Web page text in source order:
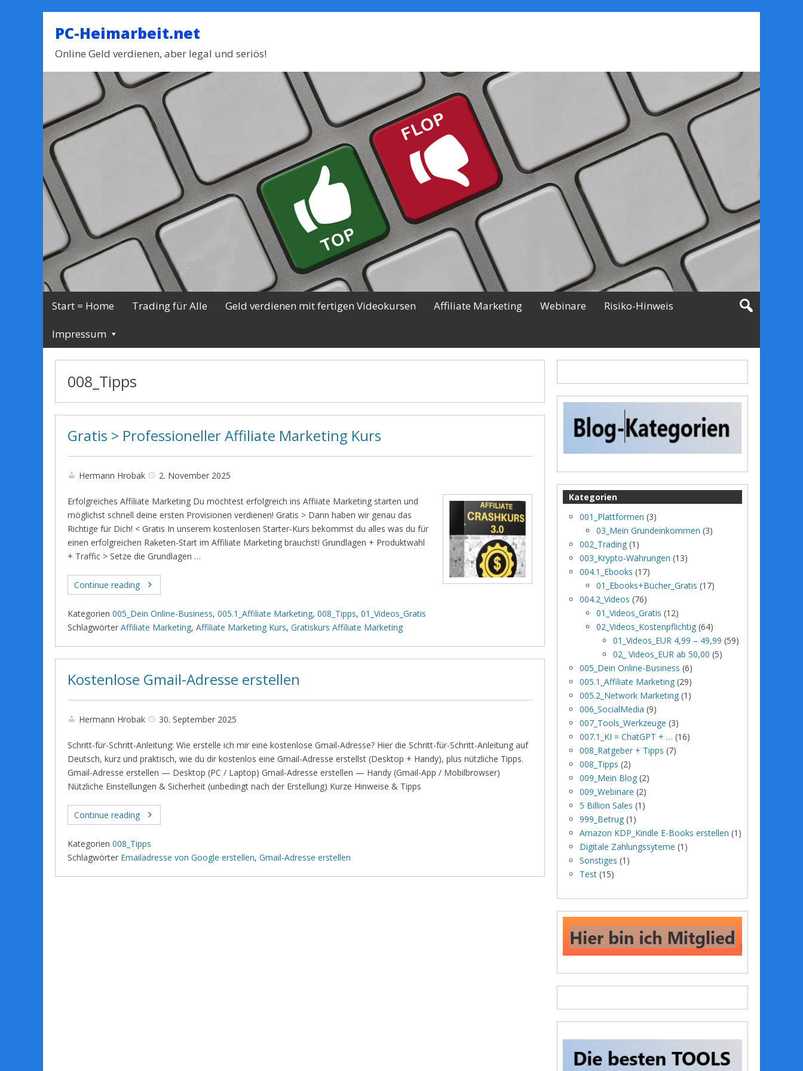
PC-Heimarbeit.net
Online Geld verdienen, aber legal und seriös!
Start = Home Trading für Alle Geld verdienen mit fertigen Videokursen Affiliate Marketing Webinare Risiko-Hinweis
Impressum
008_Tipps
Gratis > Professioneller Affiliate Marketing Kurs
Hermann Hrobak 2. November 2025
Erfolgreiches Affiliate Marketing Du möchtest erfolgreich ins Affiiate Marketing starten und
möglichst schnell deine ersten Provisionen verdienen! Gratis > Dann haben wir genau das
Richtige für Dich! < Gratis In unserem kostenlosen Starter-Kurs bekommst du alles was du für
einen erfolgreichen Raketen-Start im Affiliate Marketing brauchst! Grundlagen + Produktwahl
+ Traffic > Setze die Grundlagen …
Continue reading
Kategorien 005_Dein Online-Business, 005.1_Affiliate Marketing, 008_Tipps, 01_Videos_Gratis
Schlagwörter Affiliate Marketing, Affiliate Marketing Kurs, Gratiskurs Affiliate Marketing
Kostenlose Gmail-Adresse erstellen
Hermann Hrobak 30. September 2025
Schritt-für-Schritt-Anleitung: Wie erstelle ich mir eine kostenlose Gmail-Adresse? Hier die Schritt-für-Schritt-Anleitung auf
Deutsch, kurz und praktisch, wie du dir kostenlos eine Gmail-Adresse erstellst (Desktop + Handy), plus nützliche Tipps.
Gmail-Adresse erstellen — Desktop (PC / Laptop) Gmail-Adresse erstellen — Handy (Gmail-App / Mobilbrowser)
Nützliche Einstellungen & Sicherheit (unbedingt nach der Erstellung) Kurze Hinweise & Tipps
Continue reading
Kategorien 008_Tipps
Schlagwörter Emailadresse von Google erstellen, Gmail-Adresse erstellen
Kategorien
001_Plattformen (3)
03_Mein Grundeinkommen (3)
002_Trading (1)
003_Krypto-Währungen (13)
004.1_Ebooks (17)
01_Ebooks+Bücher_Gratis (17)
004.2_Videos (76)
01_Videos_Gratis (12)
02_Videos_Kostenpflichtig (64)
01_Videos_EUR 4,99 – 49,99 (59)
02_ Videos_EUR ab 50,00 (5)
005_Dein Online-Business (6)
005.1_Affiliate Marketing (29)
005.2_Network Marketing (1)
006_SocialMedia (9)
007_Tools_Werkzeuge (3)
007.1_KI = ChatGPT + … (16)
008_Ratgeber + Tipps (7)
008_Tipps (2)
009_Mein Blog (2)
009_Webinare (2)
5 Billion Sales (1)
999_Betrug (1)
Amazon KDP_Kindle E-Books erstellen (1)
Digitale Zahlungssyteme (1)
Sonstiges (1)
Test (15)